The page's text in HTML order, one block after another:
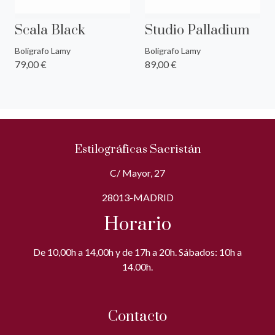
Scala Black
Bolígrafo Lamy
79,00 €
Studio Palladium
Bolígrafo Lamy
89,00 €
Estilográficas Sacristán
C/ Mayor, 27
28013-MADRID
Horario
De 10,00h a 14,00h y de 17h a 20h. Sábados: 10h a
14.00h.
Contacto